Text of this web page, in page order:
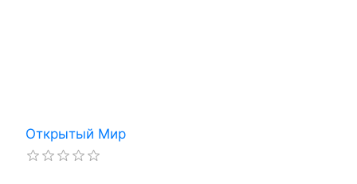
Открытый Мир